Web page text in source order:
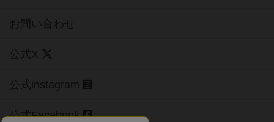
お問い合わせ
公式X
公式instagram
公式Facebook